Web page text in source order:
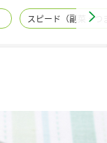
スピード（副菜・つ